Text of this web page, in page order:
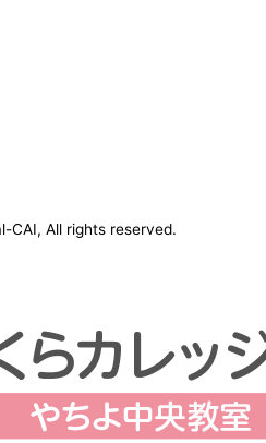
All rights reserved.